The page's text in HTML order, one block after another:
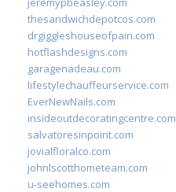
thesandwichdepotcos.com
drgiggleshouseofpain.com
hotflashdesigns.com
garagenadeau.com
lifestylechauffeurservice.com
EverNewNails.com
insideoutdecoratingcentre.com
salvatoresinpoint.com
jovialfloralco.com
johnlscotthometeam.com
u-seehomes.com